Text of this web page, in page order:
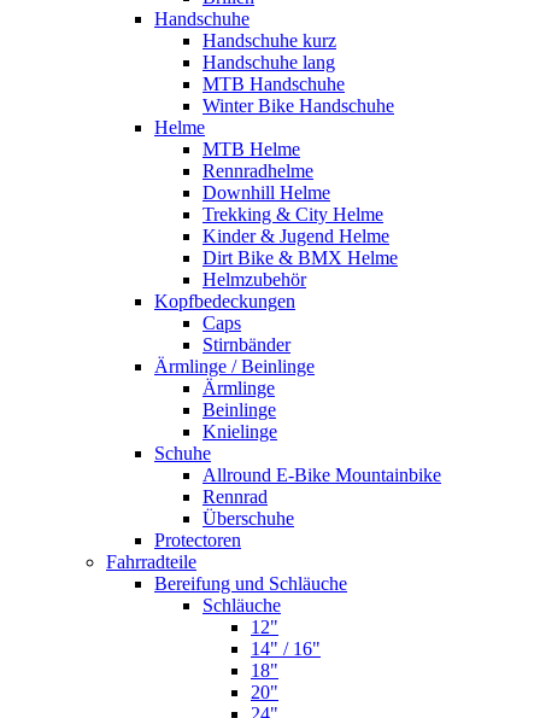
Handschuhe
Handschuhe kurz
Handschuhe lang
MTB Handschuhe
Winter Bike Handschuhe
Helme
MTB Helme
Rennradhelme
Downhill Helme
Trekking & City Helme
Kinder & Jugend Helme
Dirt Bike & BMX Helme
Helmzubehör
Kopfbedeckungen
Caps
Stirnbänder
Ärmlinge / Beinlinge
Ärmlinge
Beinlinge
Knielinge
Schuhe
Allround E-Bike Mountainbike
Rennrad
Überschuhe
Protectoren
Fahrradteile
Bereifung und Schläuche
Schläuche
12"
14" / 16"
18"
20"
24"